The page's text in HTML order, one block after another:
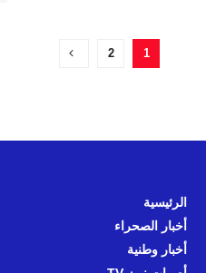
1
2
الرئيسية
أخبار الصحراء
أخبار وطنية